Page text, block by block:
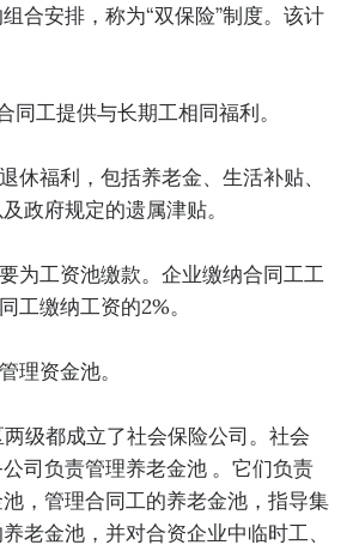
合安排，称为“双保险”制度。该计
工提供与长期工相同福利。
福利，包括养老金、生活补贴、
政府规定的遗属津贴。
为工资池缴款。企业缴纳合同工工
工缴纳工资的2%。
资金池。
级都成立了社会保险公司。社会
司负责管理养老金池 。它们负责
，管理合同工的养老金池，指导集
老金池，并对合资企业中临时工、